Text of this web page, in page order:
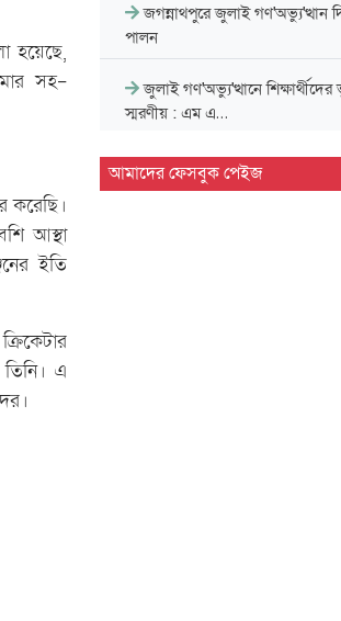
হয়েছে,
সহ-
করেছি।
আস্থা
ইতি
এ
জগন্নাথপুরে জুলাই গণ'অভ্যু'ত্থান
পালন
জুলাই গণ'অভ্যু'ত্থানে শিক্ষার্থীদের
স্মরণীয় : এম এ…
সিলেট প্রেসক্লাবে জুলাই গণ-
দিবসের আলোচনা সভা
আমাদের ফেসবুক পেইজ